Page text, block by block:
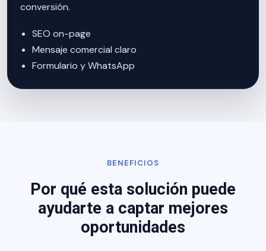
conversión.
SEO on-page
Mensaje comercial claro
Formulario y WhatsApp
BENEFICIOS
Por qué esta solución puede
ayudarte a captar mejores
oportunidades